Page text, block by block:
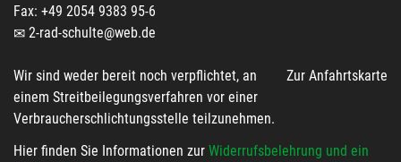
Fax: +49 2054 9383 95-6
2-rad-schulte@web.de
Zur Anfahrtskarte
Wir sind weder bereit noch verpflichtet, an
einem Streitbeilegungsverfahren vor einer
Verbraucherschlichtungsstelle teilzunehmen.
Hier finden Sie Informationen zur Widerrufsbelehrung und ein